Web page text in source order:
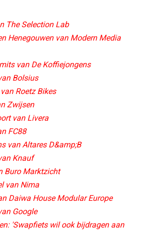
The Selection Lab
Henegouwen van Modern Media
van De Koffiejongens
Bolsius
Roetz Bikes
Zwijsen
van Livera
FC88
van Altares D&amp;B
Knauf
Buro Marktzicht
van Nima
Daiwa House Modular Europe
Google
'Swapfiets wil ook bijdragen aan